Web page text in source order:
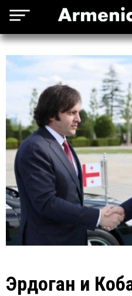
Эрдоган и